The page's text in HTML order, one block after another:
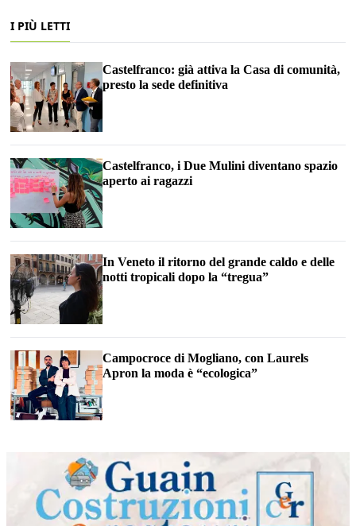
I PIÙ LETTI
Castelfranco: già attiva la Casa di comunità,
presto la sede definitiva
Castelfranco, i Due Mulini diventano spazio
aperto ai ragazzi
In Veneto il ritorno del grande caldo e delle
notti tropicali dopo la “tregua”
Campocroce di Mogliano, con Laurels
Apron la moda è “ecologica”